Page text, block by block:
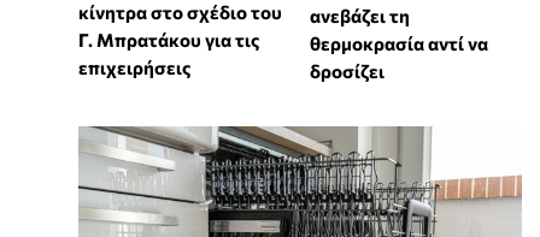
κίνητρα στο σχέδιο του
Γ. Μπρατάκου για τις
επιχειρήσεις
ανεβάζει τη
θερμοκρασία αντί να
δροσίζει